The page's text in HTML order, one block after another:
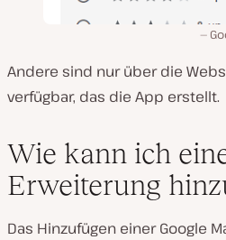
Andere sind nur über die
verfügbar, das die App erstellt.
Wie kann ich
Erweiterung
Das Hinzufügen einer Google